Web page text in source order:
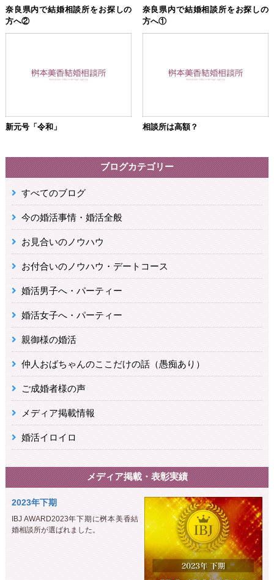
奈良県内で結婚相談所をお探しの
方へ②
奈良県内で結婚相談所をお探しの
方へ①
新元号「令和」 相談所は高額？
ブログカテゴリー
すべてのブログ
今の婚活事情・婚活全般
お見合いのノウハウ
お付合いのノウハウ・デートコース
婚活男子へ・パーティー
婚活女子へ・パーティー
親御様の婚活
仲人おばちゃんのここだけの話（愚痴あり）
ご成婚者様の声
メディア掲載情報
婚活イロイロ
メディア掲載・表彰実績
2023年下期
IBJ AWARD2023年下期に桝本美香結
婚相談所が選ばれました。